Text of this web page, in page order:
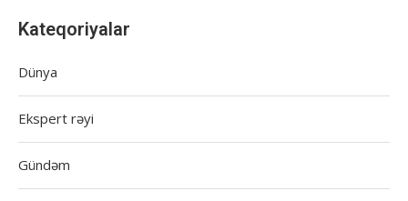
Kateqoriyalar
Dünya
Ekspert rəyi
Gündəm